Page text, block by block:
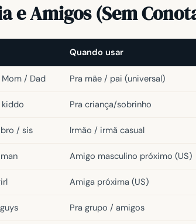
e Amigos (Sem
Quando usar
Mom / Dad Pra mãe / pai (universal)
kiddo Pra criança/sobrinho
/ sis Irmão / irmã casual
Amigo masculino próximo (US)
Amiga próxima (US)
Pra grupo / amigos